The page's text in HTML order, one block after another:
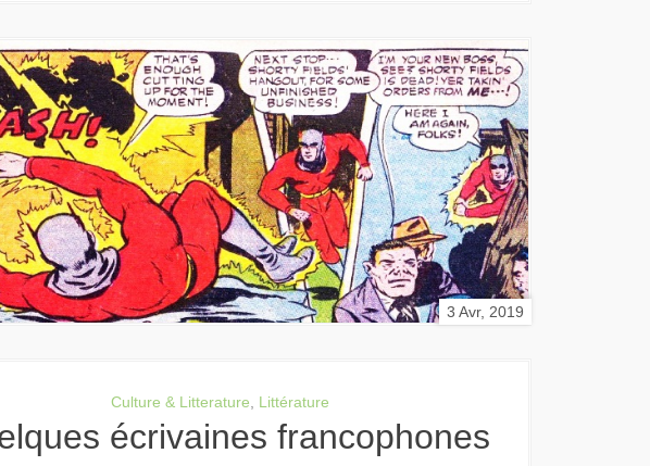
3 Avr, 2019
Culture & Litterature Littérature
écrivaines francophones